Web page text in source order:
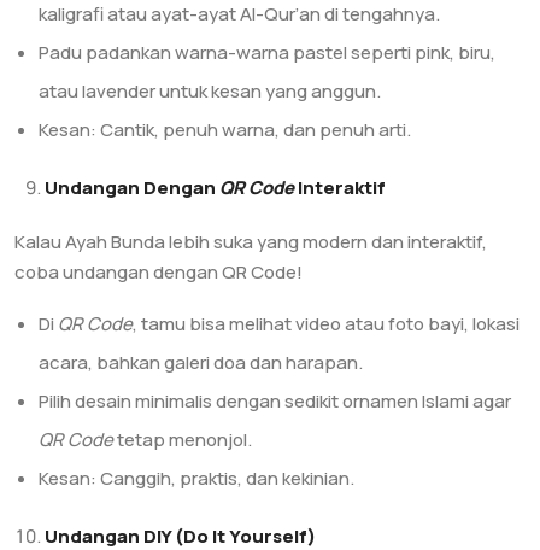
kaligrafi atau ayat-ayat Al-Qur’an di tengahnya.
Padu padankan warna-warna pastel seperti pink, biru,
atau lavender untuk kesan yang anggun.
Kesan: Cantik, penuh warna, dan penuh arti.
Undangan Dengan QR CodeInteraktif
Kalau Ayah Bunda lebih suka yang modern dan interaktif,
coba undangan dengan QR Code!
Di QR Code, tamu bisa melihat video atau foto bayi, lokasi
acara, bahkan galeri doa dan harapan.
Pilih desain minimalis dengan sedikit ornamen Islami agar
QR Codetetap menonjol.
Kesan: Canggih, praktis, dan kekinian.
Undangan DIY (Do It Yourself)